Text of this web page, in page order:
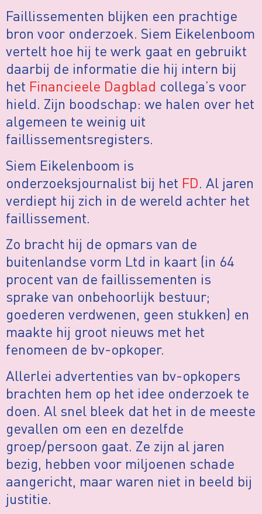
Faillissementen blijken een prachtige
bron voor onderzoek. Siem Eikelenboom
vertelt hoe hij te werk gaat en gebruikt
daarbij de informatie die hij intern bij
het Financieele Dagblad collega’s voor
hield. Zijn boodschap: we halen over het
algemeen te weinig uit
faillissementsregisters.
Siem Eikelenboom is
onderzoeksjournalist bij het FD. Al jaren
verdiept hij zich in de wereld achter het
faillissement.
Zo bracht hij de opmars van de
buitenlandse vorm Ltd in kaart (in 64
procent van de faillissementen is
sprake van onbehoorlijk bestuur;
goederen verdwenen, geen stukken) en
maakte hij groot nieuws met het
fenomeen de bv-opkoper.
Allerlei advertenties van bv-opkopers
brachten hem op het idee onderzoek te
doen. Al snel bleek dat het in de meeste
gevallen om een en dezelfde
groep/persoon gaat. Ze zijn al jaren
bezig, hebben voor miljoenen schade
aangericht, maar waren niet in beeld bij
justitie.